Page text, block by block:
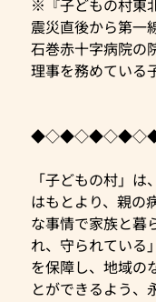
※『子どもの村東
震災直後から第一
石巻赤十字病院の
理事を務めている
「子どもの村」
はもとより、親の
な事情で家族と暮
れ、守られている
を保障し、地域の
とができるよう、